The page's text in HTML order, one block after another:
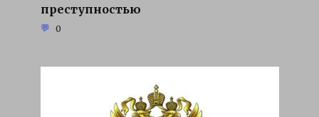
преступностью
0